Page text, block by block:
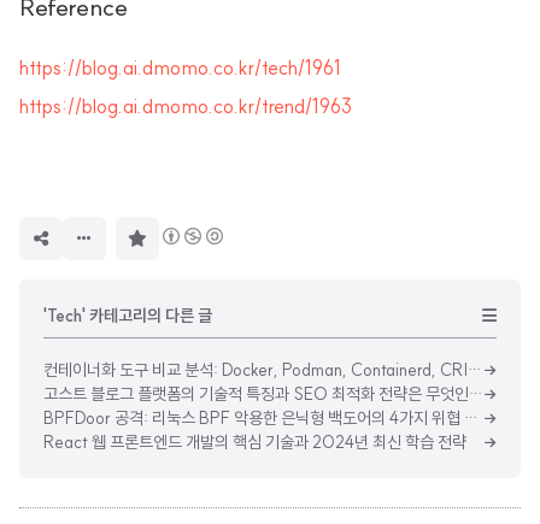
Reference
https://blog.ai.dmomo.co.kr/tech/1961
https://blog.ai.dmomo.co.kr/trend/1963
'Tech' 카테고리의 다른 글
컨테이너화 도구 비교 분석: Docker, Podman, Containerd, CRI-O, Lima, Punch
고스트 블로그 플랫폼의 기술적 특징과 SEO 최적화 전략은 무엇인가?
BPFDoor 공격: 리눅스 BPF 악용한 은닉형 백도어의 4가지 위협 분석
React 웹 프론트엔드 개발의 핵심 기술과 2024년 최신 학습 전략